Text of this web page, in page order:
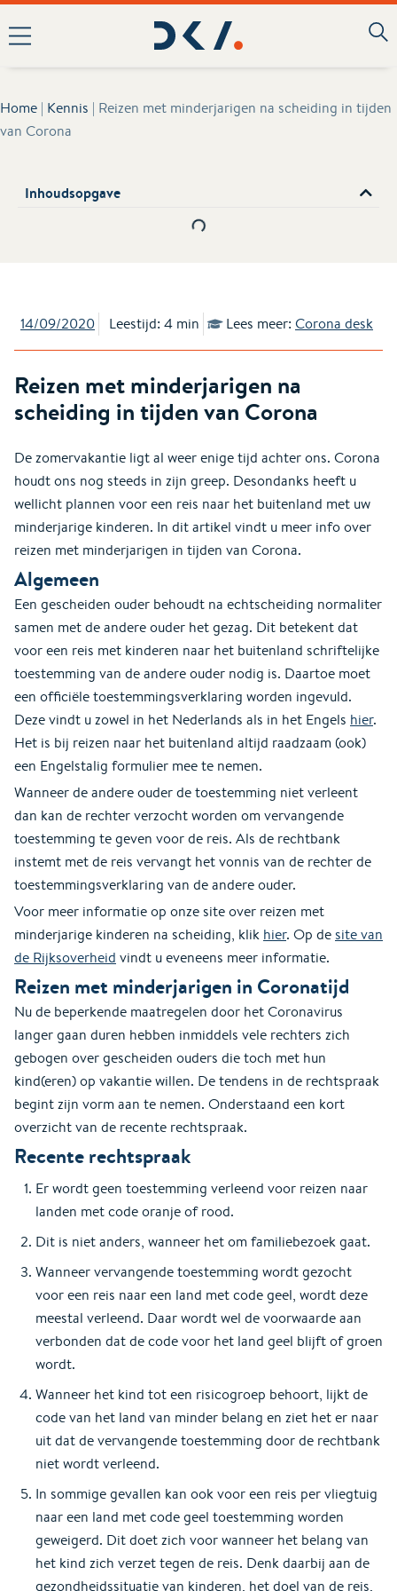
Home | Kennis | Reizen met minderjarigen na scheiding in tijden
van Corona
Inhoudsopgave
14/09/2020 Leestijd: 4 min Lees meer: Corona desk
Reizen met minderjarigen na
scheiding in tijden van Corona
De zomervakantie ligt al weer enige tijd achter ons. Corona
houdt ons nog steeds in zijn greep. Desondanks heeft u
wellicht plannen voor een reis naar het buitenland met uw
minderjarige kinderen. In dit artikel vindt u meer info over
reizen met minderjarigen in tijden van Corona.
Algemeen
Een gescheiden ouder behoudt na echtscheiding normaliter
samen met de andere ouder het gezag. Dit betekent dat
voor een reis met kinderen naar het buitenland schriftelijke
toestemming van de andere ouder nodig is. Daartoe moet
een officiële toestemmingsverklaring worden ingevuld.
Deze vindt u zowel in het Nederlands als in het Engels hier.
Het is bij reizen naar het buitenland altijd raadzaam (ook)
een Engelstalig formulier mee te nemen.
Wanneer de andere ouder de toestemming niet verleent
dan kan de rechter verzocht worden om vervangende
toestemming te geven voor de reis. Als de rechtbank
instemt met de reis vervangt het vonnis van de rechter de
toestemmingsverklaring van de andere ouder.
Voor meer informatie op onze site over reizen met
minderjarige kinderen na scheiding, klik hier. Op de site van
de Rijksoverheid vindt u eveneens meer informatie.
Reizen met minderjarigen in Coronatijd
Nu de beperkende maatregelen door het Coronavirus
langer gaan duren hebben inmiddels vele rechters zich
gebogen over gescheiden ouders die toch met hun
kind(eren) op vakantie willen. De tendens in de rechtspraak
begint zijn vorm aan te nemen. Onderstaand een kort
overzicht van de recente rechtspraak.
Recente rechtspraak
Er wordt geen toestemming verleend voor reizen naar
landen met code oranje of rood.
Dit is niet anders, wanneer het om familiebezoek gaat.
Wanneer vervangende toestemming wordt gezocht
voor een reis naar een land met code geel, wordt deze
meestal verleend. Daar wordt wel de voorwaarde aan
verbonden dat de code voor het land geel blijft of groen
wordt.
Wanneer het kind tot een risicogroep behoort, lijkt de
code van het land van minder belang en ziet het er naar
uit dat de vervangende toestemming door de rechtbank
niet wordt verleend.
In sommige gevallen kan ook voor een reis per vliegtuig
naar een land met code geel toestemming worden
geweigerd. Dit doet zich voor wanneer het belang van
het kind zich verzet tegen de reis. Denk daarbij aan de
gezondheidssituatie van kinderen, het doel van de reis,